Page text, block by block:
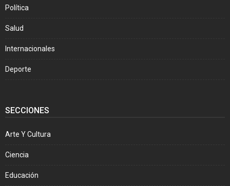
Política
Salud
Internacionales
Deporte
SECCIONES
Arte Y Cultura
Ciencia
Educación